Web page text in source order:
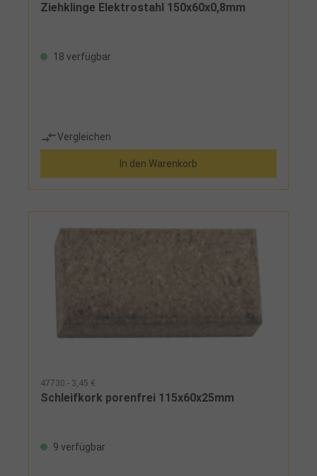
Ziehklinge Elektrostahl 150x60x0,8mm
18 verfügbar
Vergleichen
In den Warenkorb
47730 - 3,45 €
Schleifkork porenfrei 115x60x25mm
9 verfügbar